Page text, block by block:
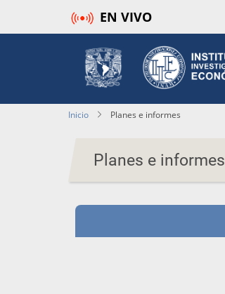
al
EN VIVO
Inicio Planes e informes
Planes e informes